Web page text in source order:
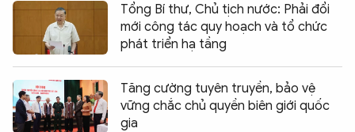
Tổng Bí thư, Chủ tịch nước: Phải đổi
mới công tác quy hoạch và tổ chức
phát triển hạ tầng
Tăng cường tuyên truyền, bảo vệ
vững chắc chủ quyền biên giới quốc
gia